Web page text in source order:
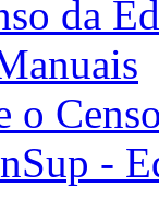
da
o
-